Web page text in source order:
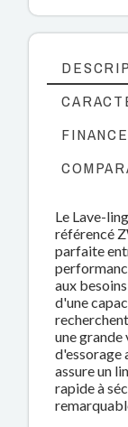
Le Lave-
référencé
parfaite
aux
d'une
une grande
d'essorage
assure un
rapide à